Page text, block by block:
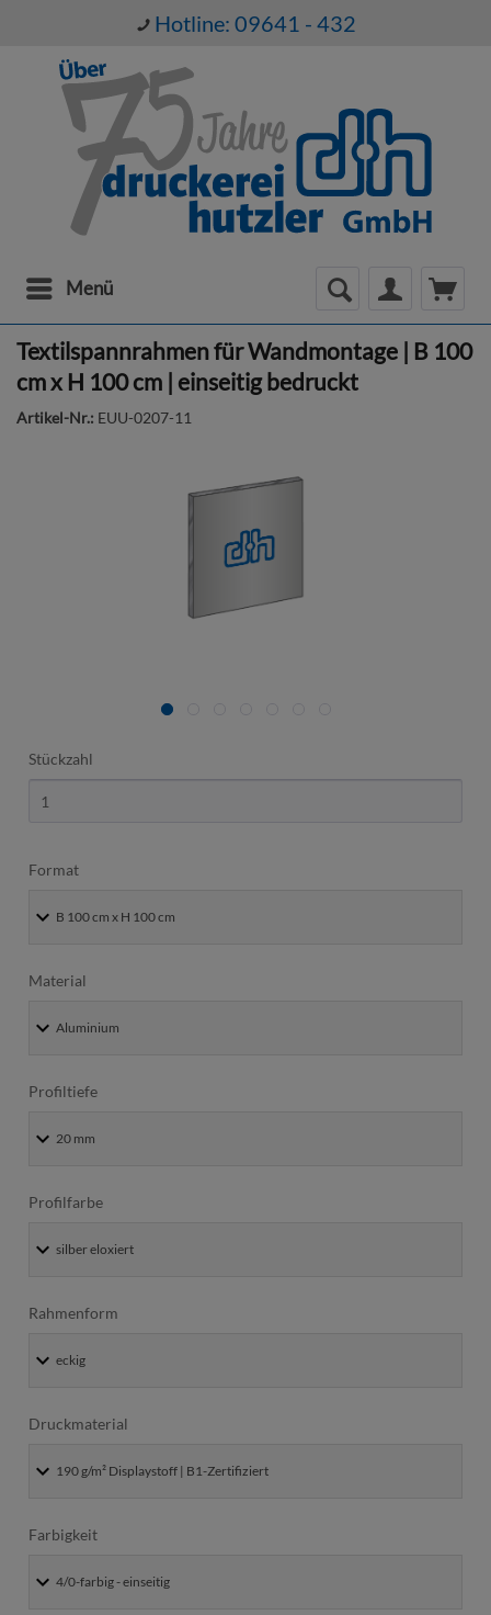
Hotline: 09641 - 432
Menü
Textilspannrahmen für Wandmontage | B 100
cm x H 100 cm | einseitig bedruckt
Artikel-Nr.: EUU-0207-11
Stückzahl
Format
Material
Profiltiefe
Profilfarbe
Rahmenform
Druckmaterial
Farbigkeit